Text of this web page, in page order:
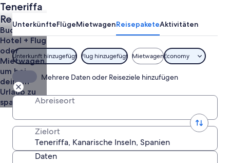
Teneriffa
Reisen
Buche ein
Hotel + Flug
oder
Mietwagen,
um bei
deinem
Urlaub zu
sparen
UnterkünfteFlügeMietwagenReisepaketeAktivitäten
Unterkunft hinzugefügt Flug hinzugefügt MietwagenEconomy
Mehrere Daten oder Reiseziele hinzufügen
Abreiseort
Zielort
Daten